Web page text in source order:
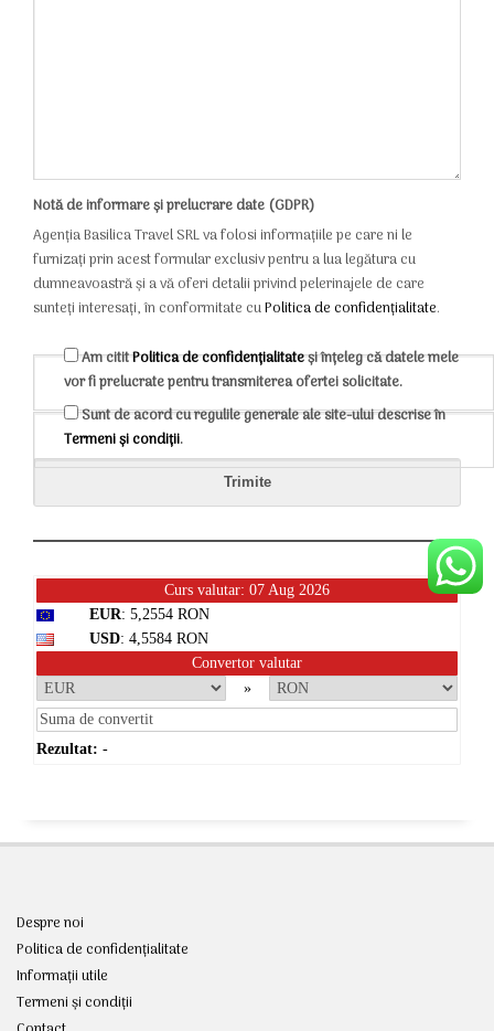
Notă de informare și prelucrare date (GDPR)
Agenția Basilica Travel SRL va folosi informațiile pe care ni le
furnizați prin acest formular exclusiv pentru a lua legătura cu
dumneavoastră și a vă oferi detalii privind pelerinajele de care
sunteți interesați, în conformitate cuPolitica de confidențialitate.
Am cititPolitica de confidențialitateși înțeleg că datele mele
vor fi prelucrate pentru transmiterea ofertei solicitate.
Sunt de acord cu regulile generale ale site-ului descrise în
Termeni și condiții.
Curs valutar: 07 Aug 2026
EUR: 5,2554 RON
USD: 4,5584 RON
Convertor valutar
»
Rezultat: -
Despre noi
Politica de confidențialitate
Informații utile
Termeni și condiții